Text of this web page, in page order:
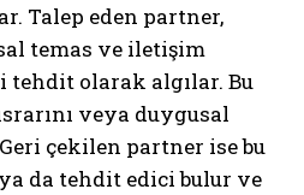
Talep eden partner,
temas ve iletişim
tehdit olarak algılar. Bu
veya duygusal
çekilen partner ise bu
da tehdit edici bulur ve